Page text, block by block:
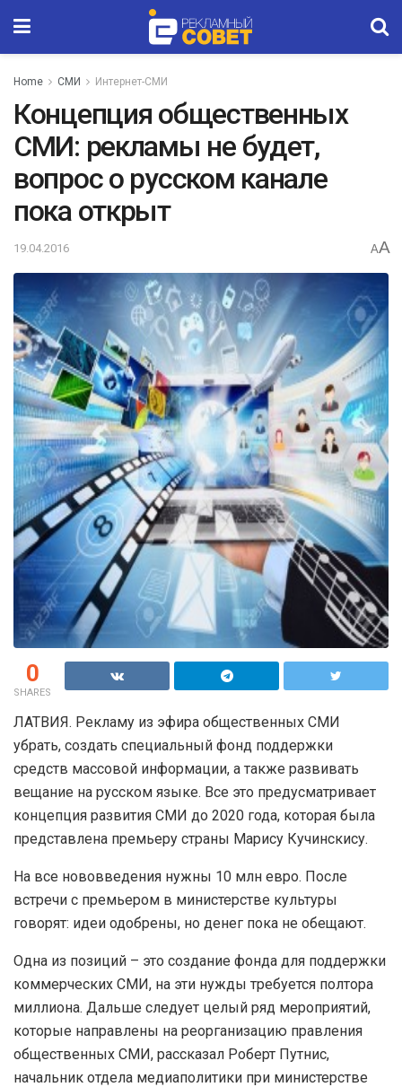
Home СМИ Интернет-СМИ
Концепция общественных
СМИ: рекламы не будет,
вопрос о русском канале
пока открыт
19.04.2016 AA
0
SHARES
ЛАТВИЯ. Рекламу из эфира общественных СМИ
убрать, создать специальный фонд поддержки
средств массовой информации, а также развивать
вещание на русском языке. Все это предусматривает
концепция развития СМИ до 2020 года, которая была
представлена премьеру страны Марису Кучинскису.
На все нововведения нужны 10 млн евро. После
встречи с премьером в министерстве культуры
говорят: идеи одобрены, но денег пока не обещают.
Одна из позиций – это создание фонда для поддержки
коммерческих СМИ, на эти нужды требуется полтора
миллиона. Дальше следует целый ряд мероприятий,
которые направлены на реорганизацию правления
общественных СМИ, рассказал Роберт Путнис,
начальник отдела медиаполитики при министерстве